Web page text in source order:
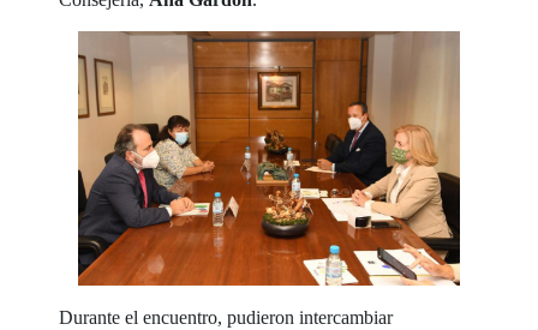
Durante el encuentro, pudieron intercambiar